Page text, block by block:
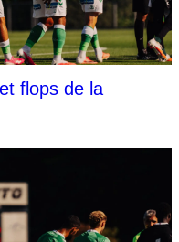
flops de la